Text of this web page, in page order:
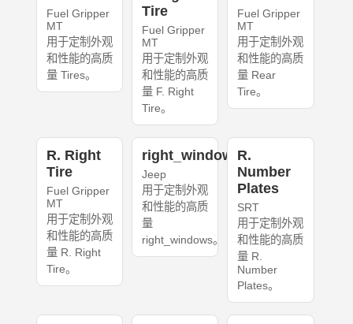
Fuel Gripper
MT
用于定制外观
和性能的高质
量 Tires。
Tire
Fuel Gripper
MT
用于定制外观
和性能的高质
量 F. Right
Tire。
Fuel Gripper
MT
用于定制外观
和性能的高质
量 Rear
Tire。
R. Right
Tire
Fuel Gripper
MT
用于定制外观
和性能的高质
量 R. Right
Tire。
right_windows
Jeep
用于定制外观
和性能的高质
量
right_windows。
R.
Number
Plates
SRT
用于定制外观
和性能的高质
量 R.
Number
Plates。